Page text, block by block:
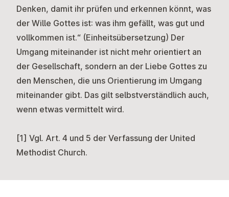
Denken, damit ihr prüfen und erkennen könnt, was
der Wille Gottes ist: was ihm gefällt, was gut und
vollkommen ist.“ (Einheitsübersetzung) Der
Umgang miteinander ist nicht mehr orientiert an
der Gesellschaft, sondern an der Liebe Gottes zu
den Menschen, die uns Orientierung im Umgang
miteinander gibt. Das gilt selbstverständlich auch,
wenn etwas vermittelt wird.
[1] Vgl. Art. 4 und 5 der Verfassung der United
Methodist Church.